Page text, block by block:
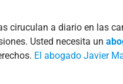
ciruculan a diario en las
Usted necesita un
El abogado Javier